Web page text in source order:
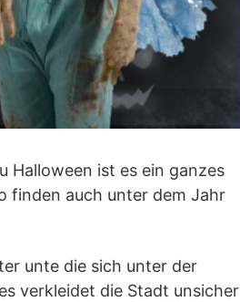
Halloween ist es ein ganzes
finden auch unter dem Jahr
unte die sich unter der
verkleidet die Stadt unsicher